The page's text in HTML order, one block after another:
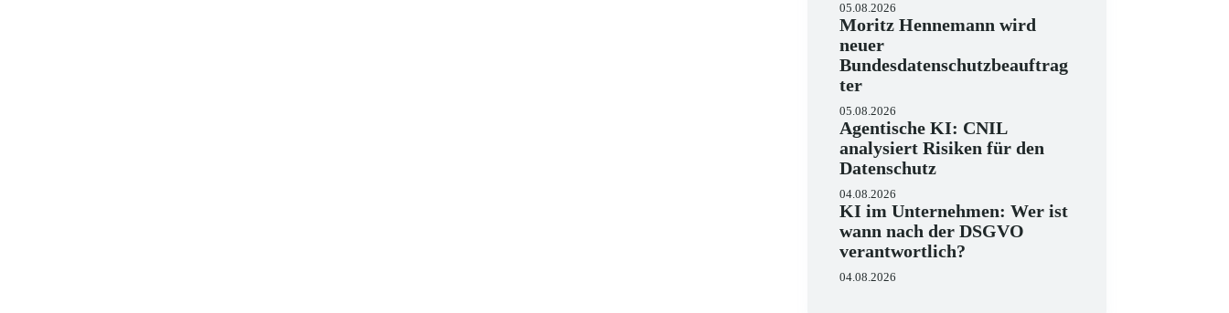
05.08.2026
Moritz Hennemann wird
neuer
Bundesdatenschutzbeauftrag
ter
05.08.2026
Agentische KI: CNIL
analysiert Risiken für den
Datenschutz
04.08.2026
KI im Unternehmen: Wer ist
wann nach der DSGVO
verantwortlich?
04.08.2026